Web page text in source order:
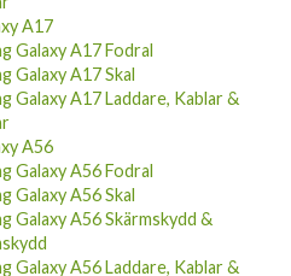
A17
Galaxy A17 Fodral
Galaxy A17 Skal
Galaxy A17 Laddare, Kablar &
A56
Galaxy A56 Fodral
Galaxy A56 Skal
Galaxy A56 Skärmskydd &
Galaxy A56 Laddare, Kablar &